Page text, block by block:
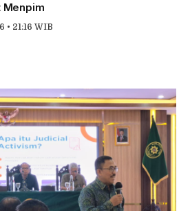
Menpim
• 21:16 WIB